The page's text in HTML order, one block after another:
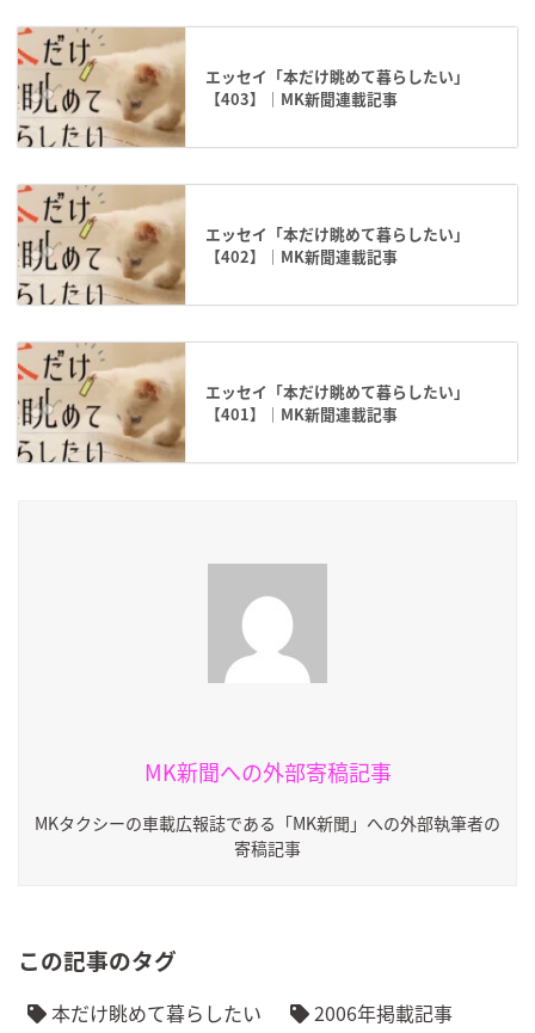
エッセイ「本だけ眺めて暮らしたい」
【403】｜MK新聞連載記事
エッセイ「本だけ眺めて暮らしたい」
【402】｜MK新聞連載記事
エッセイ「本だけ眺めて暮らしたい」
【401】｜MK新聞連載記事
MK新聞への外部寄稿記事
MKタクシーの車載広報誌である「MK新聞」への外部執筆者の
寄稿記事
この記事のタグ
本だけ眺めて暮らしたい 2006年掲載記事